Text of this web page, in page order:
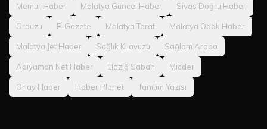
Memur Haber Malatya Güncel Haber Sivas Doğru Haber
Orduzu E-Gazete Malatya Taraf Malatya Odak Haber
Malatya Jet Haber Sağlık Kılavuzu Sağlam Araba
Adıyaman Net Haber Elazığ Sabah Micder
Onay Haber Haber Planet Tanıtım Yazısı